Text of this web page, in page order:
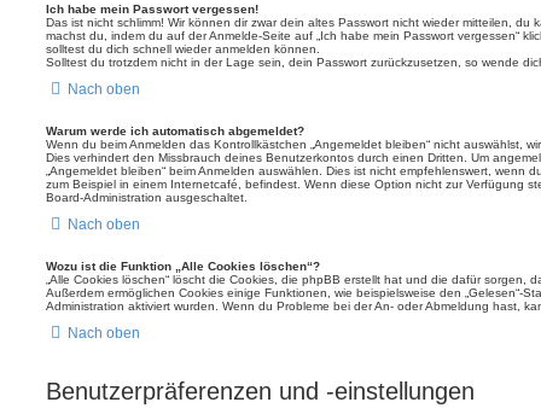
Ich habe mein Passwort vergessen!
Das ist nicht schlimm! Wir können dir zwar dein altes Passwort nicht wieder mitteilen, du
machst du, indem du auf der Anmelde-Seite auf „Ich habe mein Passwort vergessen“
solltest du dich schnell wieder anmelden können.
Solltest du trotzdem nicht in der Lage sein, dein Passwort zurückzusetzen, so wende
Nach oben
Warum werde ich automatisch abgemeldet?
Wenn du beim Anmelden das Kontrollkästchen „Angemeldet bleiben“ nicht auswählst,
Dies verhindert den Missbrauch deines Benutzerkontos durch einen Dritten. Um
„Angemeldet bleiben“ beim Anmelden auswählen. Dies ist nicht empfehlenswert, wenn
zum Beispiel in einem Internetcafé, befindest. Wenn diese Option nicht zur Verfügung
Board-Administration ausgeschaltet.
Nach oben
Wozu ist die Funktion „Alle Cookies löschen“?
„Alle Cookies löschen“ löscht die Cookies, die phpBB erstellt hat und die dafür sorgen,
Außerdem ermöglichen Cookies einige Funktionen, wie beispielsweise den „Gelesen“-
Administration aktiviert wurden. Wenn du Probleme bei der An- oder Abmeldung hast,
Nach oben
Benutzerpräferenzen und -einstellungen